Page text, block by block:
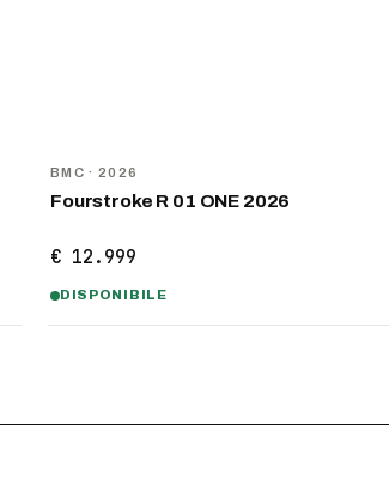
BMC · 2026
Fourstroke R 01 ONE 2026
€ 12.999
DISPONIBILE